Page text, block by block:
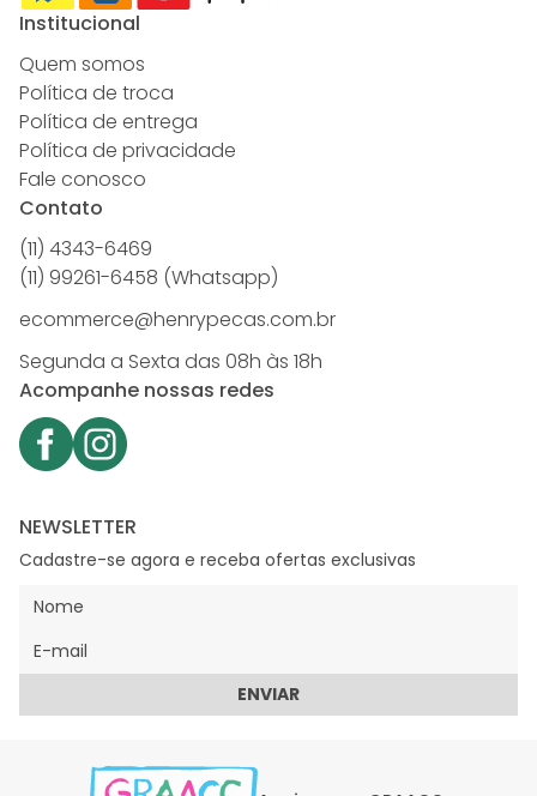
Institucional
Quem somos
Política de troca
Política de entrega
Política de privacidade
Fale conosco
Contato
(11) 4343-6469
(11) 99261-6458 (Whatsapp)
ecommerce@henrypecas.com.br
Segunda a Sexta das 08h às 18h
Acompanhe nossas redes
NEWSLETTER
Cadastre-se agora e receba ofertas exclusivas
ENVIAR